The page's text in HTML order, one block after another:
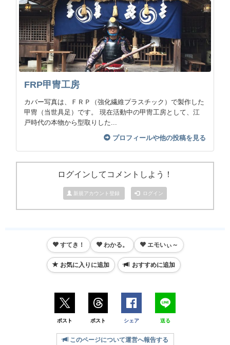
FRP甲冑工房
カバー写真は、ＦＲＰ（強化繊維プラスチック）で製作した
甲冑（当世具足）です。 現在活動中の甲冑工房として、江
戸時代の本物から型取りした...
プロフィールや他の投稿を見る
ログインしてコメントしよう！
新規アカウント登録 ログイン
すてき！ わかる。 エモいぃ～
お気に入りに追加 おすすめに追加
ポスト ポスト シェア 送る
このページについて運営へ報告する